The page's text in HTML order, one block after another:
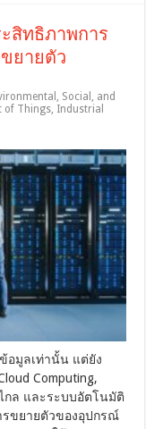
สิทธิภาพการ
ยายตัว
Social, and
of Things, Industrial
อมูลเท่านั้น แต่ยัง
Computing,
กล และระบบอัตโนมัติ
รขยายตัวของอุปกรณ์